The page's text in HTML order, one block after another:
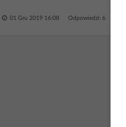
01 Gru 2019 16:08 Odpowiedzi: 6